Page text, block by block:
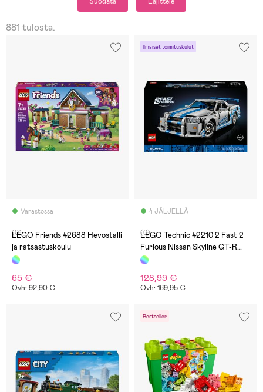
881 tulosta.
Varastossa
(0)
LEGO Friends 42688 Hevostalli
ja ratsastuskoulu
65 €
Ovh: 92,90 €
Ilmaiset toimituskulut
4 JÄLJELLÄ
(0)
LEGO Technic 42210 2 Fast 2
Furious Nissan Skyline GT-R
R34 ‑auto
128,99 €
Ovh: 169,95 €
Bestseller